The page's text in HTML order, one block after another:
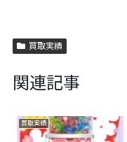
買取実績
関連記事
買取実績